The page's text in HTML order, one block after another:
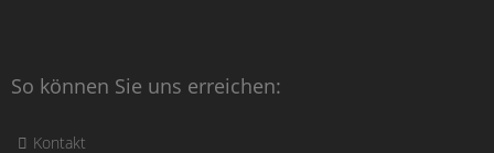
So können Sie uns erreichen:
Kontakt